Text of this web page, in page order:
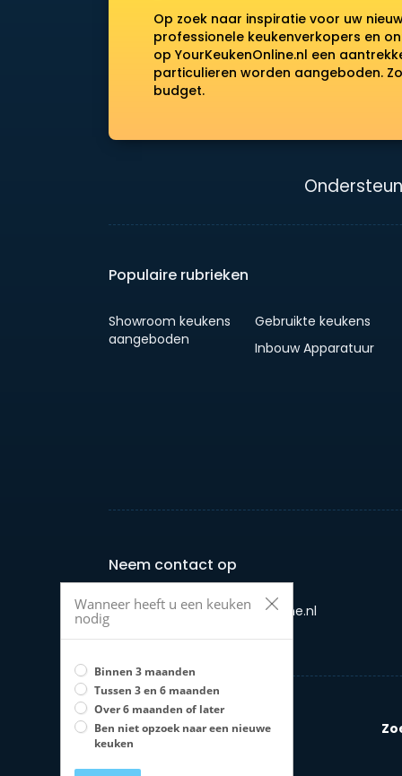
Op zoek naar inspiratie voor uw
professionele keukenverkopers en
op YourKeukenOnline.nl een
particulieren worden aangeboden.
budget.
Populaire rubrieken
Showroom keukens
aangeboden
Gebruikte keukens
Inbouw Apparatuur
Neem contact op
E-mail: info@jouwkeukenonline.nl
Telefoon: +31 658958987
Wanneer heeft u een keuken
nodig
Binnen 3 maanden
Tussen 3 en 6 maanden
Over 6 maanden of later
Ben niet opzoek naar een nieuwe
keuken